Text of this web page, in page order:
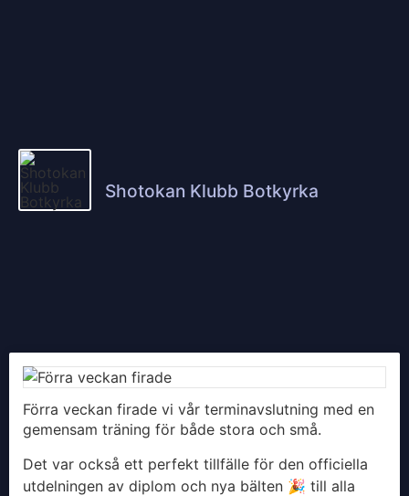
Shotokan Klubb Botkyrka
Förra veckan firade vi vår terminavslutning med en
gemensam träning för både stora och små.
Det var också ett perfekt tillfälle för den officiella
utdelningen av diplom och nya bälten 🎉 till alla